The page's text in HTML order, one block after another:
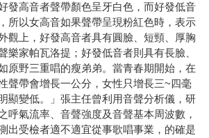
發高音者聲帶顏色呈牙白色，而好發低音
所以女高音如果聲帶呈現粉紅色時，表示
觀上，好發高音者具有圓臉、短頸、厚胸
樂家帕瓦洛提；好發低音者則具有長臉、
原野三重唱的瘦弟弟。當青春期開始，在
聲帶會增長一公分，女性只增長三~四毫
顯變低。」張主任曾利用音聲分析儀，研
呼氣流率、音聲強度及音聲基本周波數，
出受檢者適不適宜從事歌唱事業，的確是